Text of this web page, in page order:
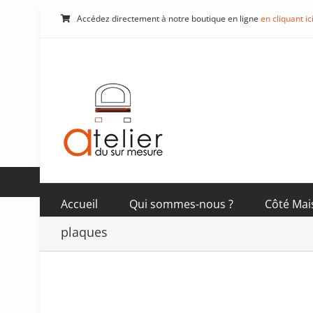
Accédez directement à notre boutique en ligne en cliquant ici
Accueil Qui sommes-nous ? Côté
plaques